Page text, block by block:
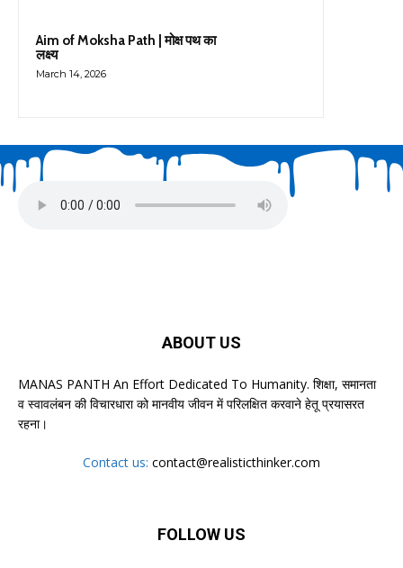
Aim of Moksha Path | मोक्ष पथ का
लक्ष्य
March 14, 2026
ABOUT US
MANAS PANTH An Effort Dedicated To Humanity. शिक्षा, समानता
व स्वावलंबन की विचारधारा को मानवीय जीवन में परिलक्षित करवाने हेतू प्रयासरत
रहना।
Contact us: contact@realisticthinker.com
FOLLOW US